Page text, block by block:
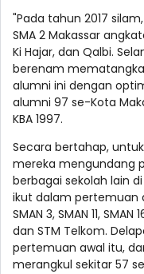
"Pada tahun 2017
SMA 2 Makassar
Ki Hajar, dan Qalbi.
berenam
alumni ini dengan
alumni 97 se-Kota
KBA 1997.
Secara bertahap,
mereka mengundang
berbagai sekolah lain
ikut dalam pertemuan
SMAN 3, SMAN 11,
dan STM Telkom.
pertemuan awal itu,
merangkul sekitar 57